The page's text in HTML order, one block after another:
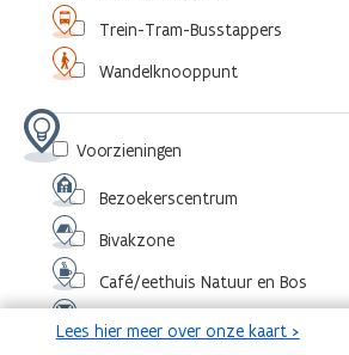
OpenStreetMap-bijdragers Agentschap voor Natuur en Bos
Vlaanderen,©Toerisme Vlaanderen
Trein-Tram-Busstappers
Wandelknooppunt
Voorzieningen
Bezoekerscentrum
Bivakzone
Café/eethuis Natuur en Bos
Eventlocatie
Lees hier meer over onze kaart >